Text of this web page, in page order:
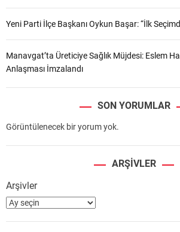
Yeni Parti İlçe Başkanı Oykun Başar: “İlk
Manavgat’ta Üreticiye Sağlık Müjdesi: Eslem
Anlaşması İmzalandı
SON YORUMLAR
Görüntülenecek bir yorum yok.
ARŞIVLER
Arşivler